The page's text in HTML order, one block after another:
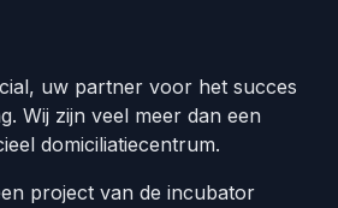
uw partner voor het succes
Wij zijn veel meer dan een
domiciliatiecentrum.
project van de incubator